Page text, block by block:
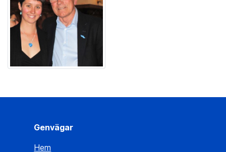
Genvägar
Hem